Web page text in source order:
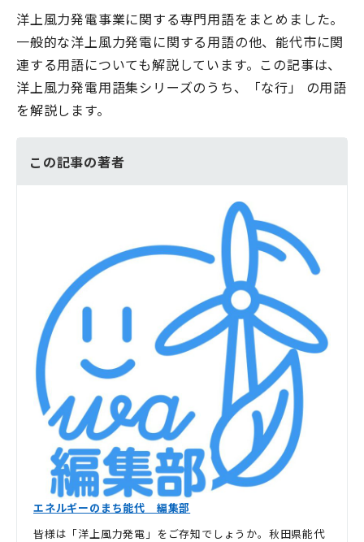
洋上風力発電事業に関する専門用語をまとめました。
一般的な洋上風力発電に関する用語の他、能代市に関
連する用語についても解説しています。この記事は、
洋上風力発電用語集シリーズのうち、「な行」
の用語
を解説します。
この記事の著者
エネルギーのまち能代 編集部
皆様は「洋上風力発電」をご存知でしょうか。秋田県能代